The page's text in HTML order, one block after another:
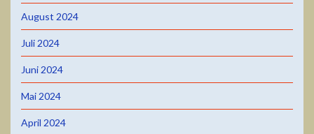
August 2024
Juli 2024
Juni 2024
Mai 2024
April 2024